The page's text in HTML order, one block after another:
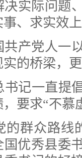
决实际问题
、求实效上
党人一以
的桥梁，
一直提倡
要求“不慕
群众路线
国优秀县委